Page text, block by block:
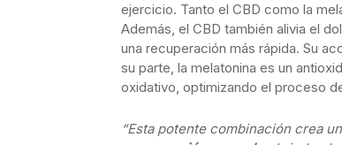
ejercicio. Tanto el CBD como la
Además, el CBD también alivia el
una recuperación más rápida. Su
su parte, la melatonina es un
oxidativo, optimizando el proceso
“Esta potente combinación crea